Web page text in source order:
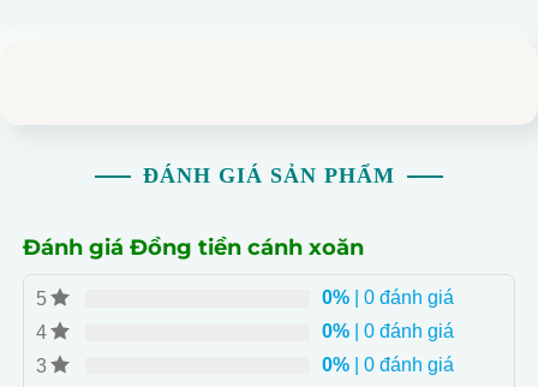
ĐÁNH GIÁ SẢN PHẨM
Đánh giá Đồng tiền cánh xoăn
5 0%| 0 đánh giá
4
0%| 0 đánh giá
3
0%| 0 đánh giá